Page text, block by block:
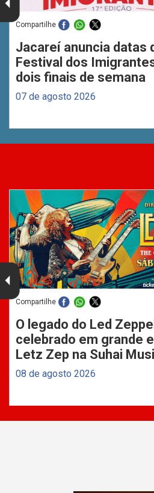
Compartilhe
Jacareí anuncia datas
Festival dos
dois finais de semana
07 de agosto 2026
Compartilhe
O legado do Led
celebrado em grande
Letz Zep na Suhai
08 de agosto 2026